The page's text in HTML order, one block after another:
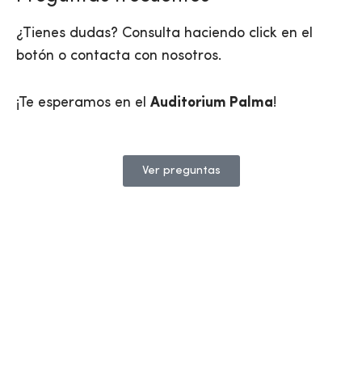
¿Tienes dudas? Consulta haciendo click en el
botón o contacta con nosotros.
¡Te esperamos en el Auditorium Palma!
Ver preguntas